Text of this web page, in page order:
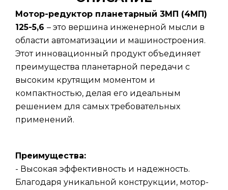
Мотор-редуктор планетарный 3МП (4МП)
125-5,6 – это вершина инженерной мысли в
области автоматизации и машиностроения.
Этот инновационный продукт объединяет
преимущества планетарной передачи с
высоким крутящим моментом и
компактностью, делая его идеальным
решением для самых требовательных
применений.
Преимущества:
- Высокая эффективность и надежность.
Благодаря уникальной конструкции, мотор-